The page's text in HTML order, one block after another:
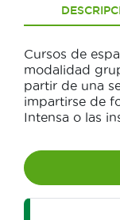
Cursos de
modalidad
partir de una
impartirse de
Intensa o las